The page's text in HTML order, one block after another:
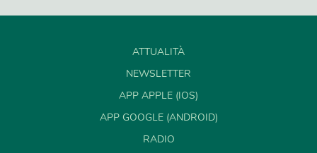
ATTUALITÀ
NEWSLETTER
APP APPLE (IOS)
APP GOOGLE (ANDROID)
RADIO